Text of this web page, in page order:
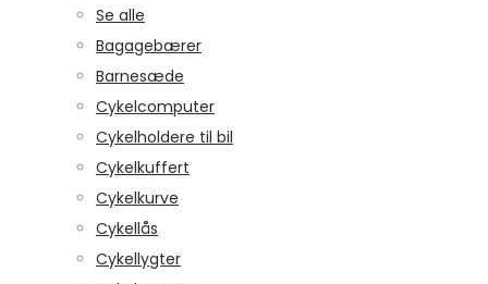
Se alle
Bagagebærer
Barnesæde
Cykelcomputer
Cykelholdere til bil
Cykelkuffert
Cykelkurve
Cykellås
Cykellygter